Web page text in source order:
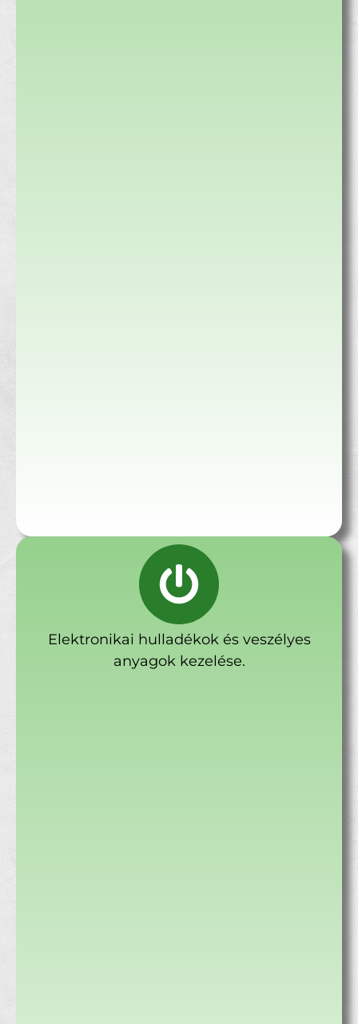
Elektronikai hulladékok és veszélyes
anyagok kezelése.